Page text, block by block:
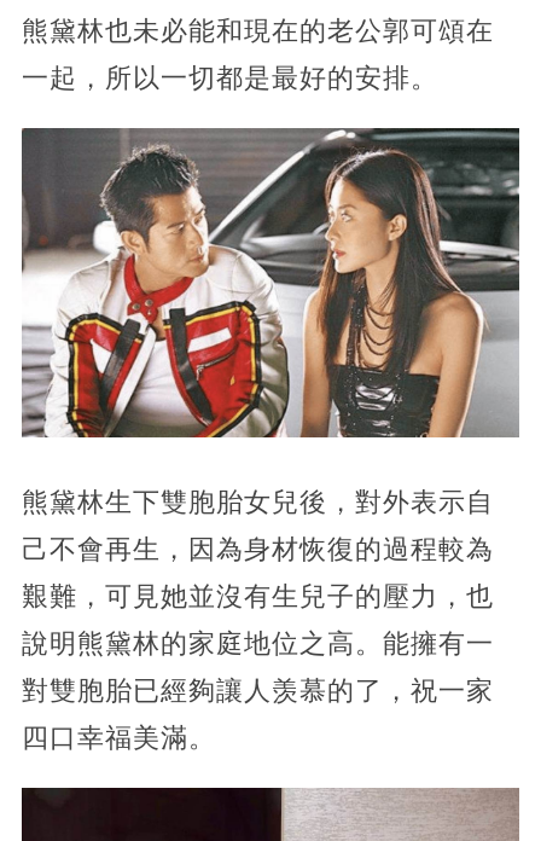
熊黛林也未必能和現在的老公郭可頌在
一起，所以一切都是最好的安排。
熊黛林生下雙胞胎女兒後，對外表示自
己不會再生，因為身材恢復的過程較為
艱難，可見她並沒有生兒子的壓力，也
說明熊黛林的家庭地位之高。能擁有一
對雙胞胎已經夠讓人羡慕的了，祝一家
四口幸福美滿。